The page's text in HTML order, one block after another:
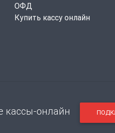
ОФД
Купить кассу онлайн
кассы-онлайн